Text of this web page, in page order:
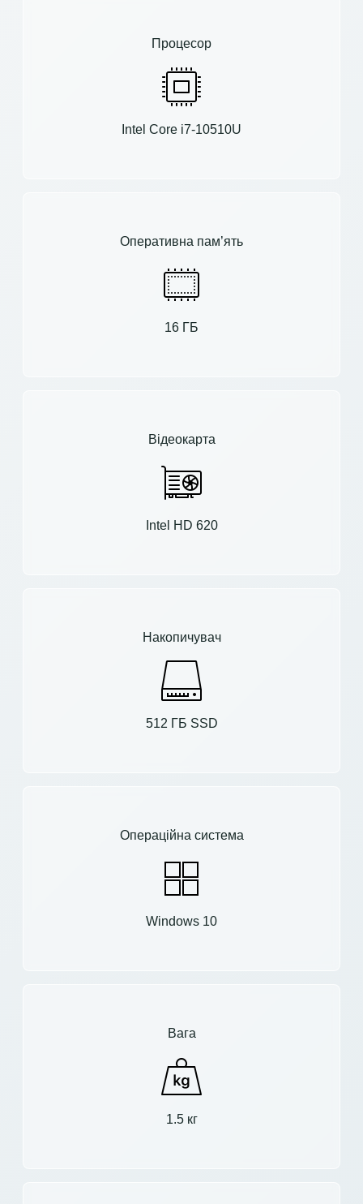
Процесор
Intel Core i7-10510U
Оперативна пам’ять
16 ГБ
Відеокарта
Intel HD 620
Накопичувач
512 ГБ SSD
Операційна система
Windows 10
Вага
1.5 кг